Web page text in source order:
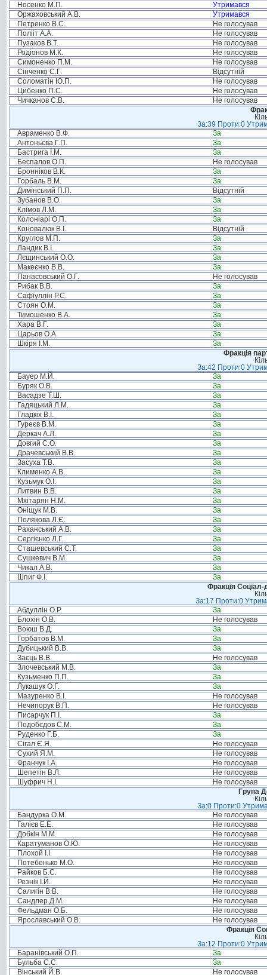
Носенко М.П.
Утримався
Оржаховський А.В.
Утримався
Петренко В.С.
Не голосував
Полііт А.А.
Не голосував
Пузаков В.Т.
Не голосував
Родіонов М.К.
Не голосував
Симоненко П.М.
Не голосував
Сінченко С.Г.
Відсутній
Соломатін Ю.П.
Не голосував
Цибенко П.С.
Не голосував
Чичканов С.В.
Не голосував
За:39 Проти:0
Авраменко В.Ф.
За
Антоньєва Г.П.
За
Бастрига І.М.
За
Беспалов О.П.
Не голосував
Бронніков В.К.
За
Горбаль В.М.
За
Димінський П.П.
Відсутній
Зубанов В.О.
За
Клімов Л.М.
За
Колоніарі О.П.
За
Коновалюк В.І.
Відсутній
Круглов М.П.
За
Ландик В.І.
За
Лєщинський О.О.
За
Макеєнко В.В.
За
Панасовський О.Г.
Не голосував
Рибак В.В.
За
Сафіуллін Р.С.
За
Стоян О.М.
За
Тимошенко В.А.
За
Хара В.Г.
За
Царьов О.А.
За
Шкіря І.М.
За
Фракція
За:42 Проти:0
Бауер М.Й.
За
Буряк О.В.
За
Васадзе Т.Ш.
За
Гадяцький Л.М.
За
Гладкіх В.І.
За
Гуреєв В.М.
За
Деркач А.Л.
За
Довгий С.О.
За
Драчевський В.В.
За
Засуха Т.В.
За
Клименко А.В.
За
Кузьмук О.І.
За
Литвин В.В.
За
Мхітарян Н.М.
За
Оніщук М.В.
За
Полякова Л.Є.
За
Раханський А.В.
За
Сергієнко Л.Г.
За
Сташевський С.Т.
За
Сушкевич В.М.
За
Чикал А.В.
За
Шпиг Ф.І.
За
Фракція Соціал-
За:17 Проти:0
Абдуллін О.Р.
За
Блохін О.В.
Не голосував
Воюш В.Д.
За
Горбатов В.М.
За
Дубицький В.В.
За
Заєць В.В.
Не голосував
Злочевський М.В.
За
Кузьменко П.П.
За
Лукашук О.Г.
За
Мазуренко В.І.
Не голосував
Нечипорук В.П.
Не голосував
Писарчук П.І.
За
Подобєдов С.М.
За
Руденко Г.Б.
За
Сігал Є.Я.
Не голосував
Сухий Я.М.
Не голосував
Франчук І.А.
Не голосував
Шепетін В.Л.
Не голосував
Шуфрич Н.І.
Не голосував
Група
За:0 Проти:0
Бандурка О.М.
Не голосував
Галієв Е.Е.
Не голосував
Добкін М.М.
Не голосував
Каратуманов О.Ю.
Не голосував
Плохой І.І.
Не голосував
Потебенько М.О.
Не голосував
Райков Б.С.
Не голосував
Резнік І.Й.
Не голосував
Салигін В.В.
Не голосував
Сандлер Д.М.
Не голосував
Фельдман О.Б.
Не голосував
Ярославський О.В.
Не голосував
Фракція
За:12 Проти:0
Баранівський О.П.
За
Бульба С.С.
За
Вінський Й.В.
Не голосував